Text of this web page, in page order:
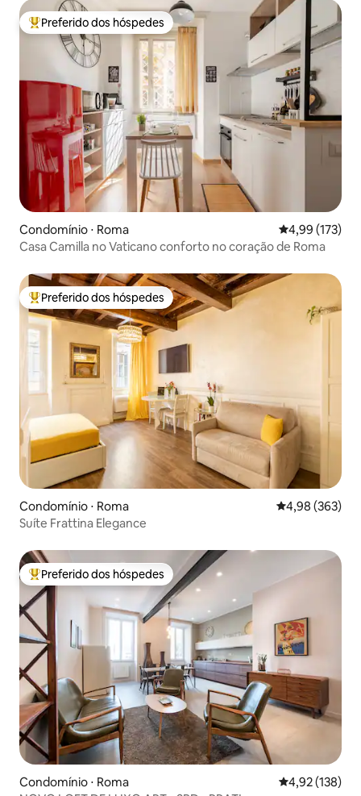
Entre os melhores preferidos dos hóspedes
Preferido dos hóspedes
Condomínio ⋅ Roma 4,99 de uma
4,99 (173)
Casa Camilla no Vaticano conforto no coração de Roma
Entre os melhores preferidos dos hóspedes
Preferido dos hóspedes
Condomínio ⋅ Roma 4,98 de uma
4,98 (363)
Suíte Frattina Elegance
Entre os melhores preferidos dos hóspedes
Preferido dos hóspedes
Condomínio ⋅ Roma 4,92 de uma
4,92 (138)